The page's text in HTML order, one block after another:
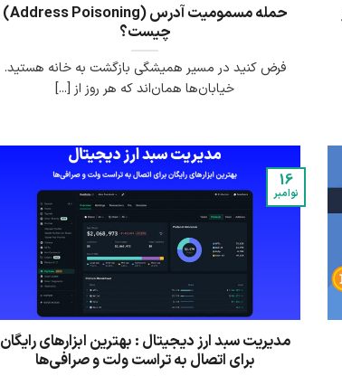
حمله مسمومیت آدرس (Address Poisoning)
چیست؟
فرض کنید در مسیر همیشگی بازگشت به خانه هستید.
خیابان‌ها همان‌اند که هر روز از [...]
مدیریت سبد ارز دیجیتال : بهترین ابزارهای رایگان
برای اتصال به تراست ولت و صرافی‌ها
16
نوامبر